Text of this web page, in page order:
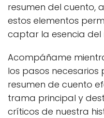
resumen del cuento,
estos elementos
captar la esencia del
Acompáñame
los pasos necesarios
resumen de cuento
trama principal y
críticos de nuestra